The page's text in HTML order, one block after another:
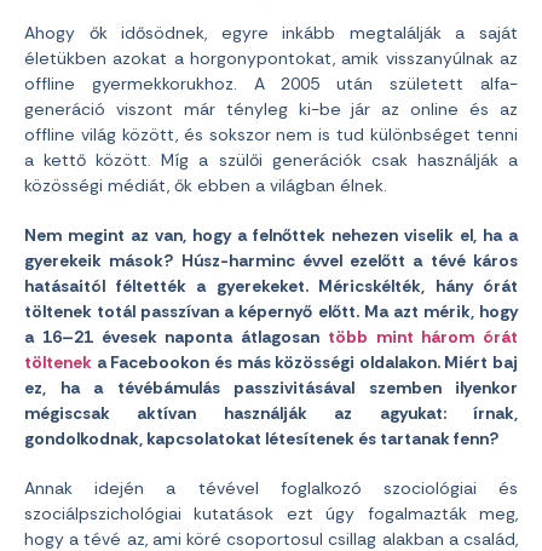
Ahogy ők idősödnek, egyre inkább megtalálják a saját
életükben azokat a horgonypontokat, amik visszanyúlnak az
offline gyermekkorukhoz. A 2005 után született alfa-
generáció viszont már tényleg ki-be jár az online és az
offline világ között, és sokszor nem is tud különbséget tenni
a kettő között. Míg a szülői generációk csak használják a
közösségi médiát, ők ebben a világban élnek.
Nem megint az van, hogy a felnőttek nehezen viselik el, ha a
gyerekeik mások? Húsz-harminc évvel ezelőtt a tévé káros
hatásaitól féltették a gyerekeket. Méricskélték, hány órát
töltenek totál passzívan a képernyő előtt. Ma azt mérik, hogy
a 16–21 évesek naponta átlagosan több mint három órát
töltenek a Facebookon és más közösségi oldalakon. Miért baj
ez, ha a tévébámulás passzivitásával szemben ilyenkor
mégiscsak aktívan használják az agyukat: írnak,
gondolkodnak, kapcsolatokat létesítenek és tartanak fenn?
Annak idején a tévével foglalkozó szociológiai és
szociálpszichológiai kutatások ezt úgy fogalmazták meg,
hogy a tévé az, ami köré csoportosul csillag alakban a család,